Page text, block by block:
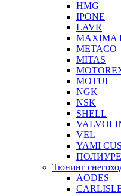
HMG
IPONE
LAVR
MAXIMA
METACO
MITAS
MOTUL
NGK
NSK
SHELL
VEL
YAMI
Тюнинг
AODES